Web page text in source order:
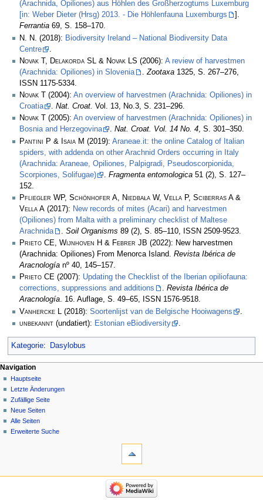
(Arachnida, Opiliones) aus Höhlen des Großherzogtums Luxemburg
[in: Weber Dieter (Hrsg) 2013. - Die Höhlenfauna Luxemburgs
].
Ferrantia 69, S. 158–170.
N. N.
(2018): Biodiversity Ireland – National Biodiversity Data
Centre
Novak T, Delakorda SL & Novak LS (2006): A review of harvestmen
(Arachnida: Opiliones) in Slovenia
.Zootaxa 1325, S. 267–276,
ISSN 1175-5334.
Novak T
(2004): An overview of harvestmen (Arachnida: Opiliones) in
Croatia
. Nat. Croat. Vol. 13, No.3, S. 231–296.
Novak T
(2005): An overview of harvestmen (Arachnida: Opiliones) in
Bosnia and Herzegovina
. Nat. Croat. Vol. 14 No. 4, S. 301–350.
Pantini P & Isaia M (2019): Araneae.it: the online Catalog of Italian
spiders, with addenda on other Arachnid Orders occurring in Italy
(Arachnida: Araneae, Opiliones, Palpigradi, Pseudoscorpionida,
Scorpiones, Solifugae)
Fragmenta entomologica 51 (2), S. 127–
152.
Pfliegler WP, Schönhofer A, Niedbała W, Vella P, Sciberras A &
Vella A (2017): New records of mites (Acari) and harvestmen
(Opiliones) from Malta with a preliminary checklist of Maltese
Arachnida
. Soil Organisms 89 (2), S. 85–110, ISSN 2509-9523.
Prieto CE, Wijnhoven H & Febrer JB (2022): New harvestmen
(Arachnida: Opiliones) From Menorca Island. Revista Ibérica de
Aracnología nº 40, 145–157.
Prieto CE (2007): Updating the Checklist of the Iberian opiliofauna:
corrections, suppressions and additions
. Revista Ibérica de
Aracnología. 16. Auflage, S. 49–65, ISSN 1576-9518.
Vanhercke L
(2018): Soortenlijst van de Belgische Hooiwagens
unbekannt (undatiert): Estonian eBiodiversity .
Kategorie: Dasylobus
Navigation
Hauptseite
Letzte Änderungen
Zufällige Seite
Neue Seiten
Alle Seiten
Erweiterte Suche